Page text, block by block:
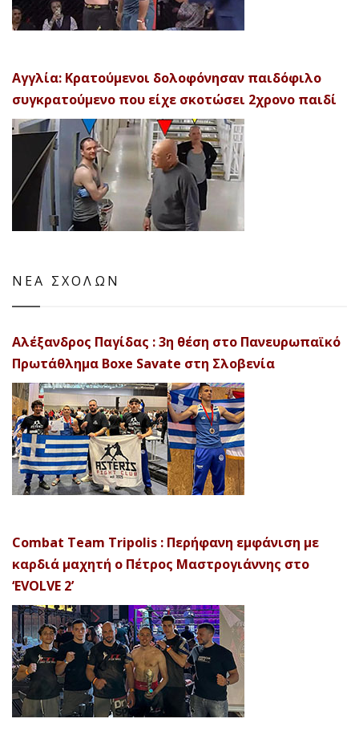
Αγγλία: Κρατούμενοι δολοφόνησαν παιδόφιλο
συγκρατούμενο που είχε σκοτώσει 2χρονο παιδί
ΝΕΑ ΣΧΟΛΩΝ
Αλέξανδρος Παγίδας : 3η θέση στο Πανευρωπαϊκό
Πρωτάθλημα Boxe Savate στη Σλοβενία
Combat Team Tripolis : Περήφανη εμφάνιση με
καρδιά μαχητή ο Πέτρος Μαστρογιάννης στο
‘EVOLVE 2’